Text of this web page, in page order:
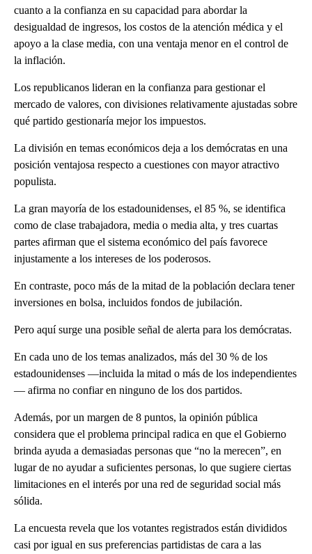
cuanto a la confianza en su capacidad para abordar la
desigualdad de ingresos, los costos de la atención médica y el
apoyo a la clase media, con una ventaja menor en el control de
la inflación.
Los republicanos lideran en la confianza para gestionar el
mercado de valores, con divisiones relativamente ajustadas sobre
qué partido gestionaría mejor los impuestos.
La división en temas económicos deja a los demócratas en una
posición ventajosa respecto a cuestiones con mayor atractivo
populista.
La gran mayoría de los estadounidenses, el 85 %, se identifica
como de clase trabajadora, media o media alta, y tres cuartas
partes afirman que el sistema económico del país favorece
injustamente a los intereses de los poderosos.
En contraste, poco más de la mitad de la población declara tener
inversiones en bolsa, incluidos fondos de jubilación.
Pero aquí surge una posible señal de alerta para los demócratas.
En cada uno de los temas analizados, más del 30 % de los
estadounidenses —incluida la mitad o más de los independientes
— afirma no confiar en ninguno de los dos partidos.
Además, por un margen de 8 puntos, la opinión pública
considera que el problema principal radica en que el Gobierno
brinda ayuda a demasiadas personas que “no la merecen”, en
lugar de no ayudar a suficientes personas, lo que sugiere ciertas
limitaciones en el interés por una red de seguridad social más
sólida.
La encuesta revela que los votantes registrados están divididos
casi por igual en sus preferencias partidistas de cara a las